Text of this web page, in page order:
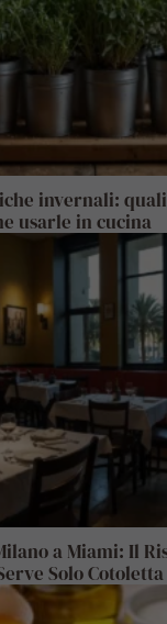
invernali:
usarle in cucina
a Miami: Il
Solo